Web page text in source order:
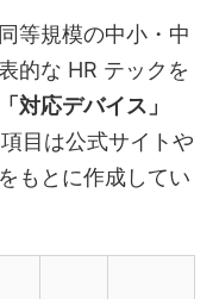
等規模の中小・中
的な HR テックを
対応デバイス」
目は公式サイトや
もとに作成してい